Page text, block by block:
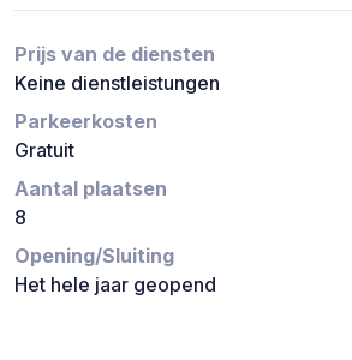
Prijs van de diensten
Keine dienstleistungen
Parkeerkosten
Gratuit
Aantal plaatsen
8
Opening/Sluiting
Het hele jaar geopend